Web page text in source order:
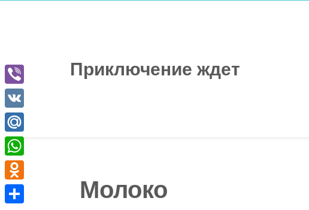
Приключение ждет
Молоко
Viber
VK
Mail.Ru
WhatsApp
Odnoklassniki